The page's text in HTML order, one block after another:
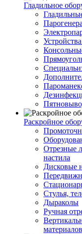
Гладильное
Раскройное
Отрезные
настила
Дисковые
Стулья,
Дыраколы
Ручная